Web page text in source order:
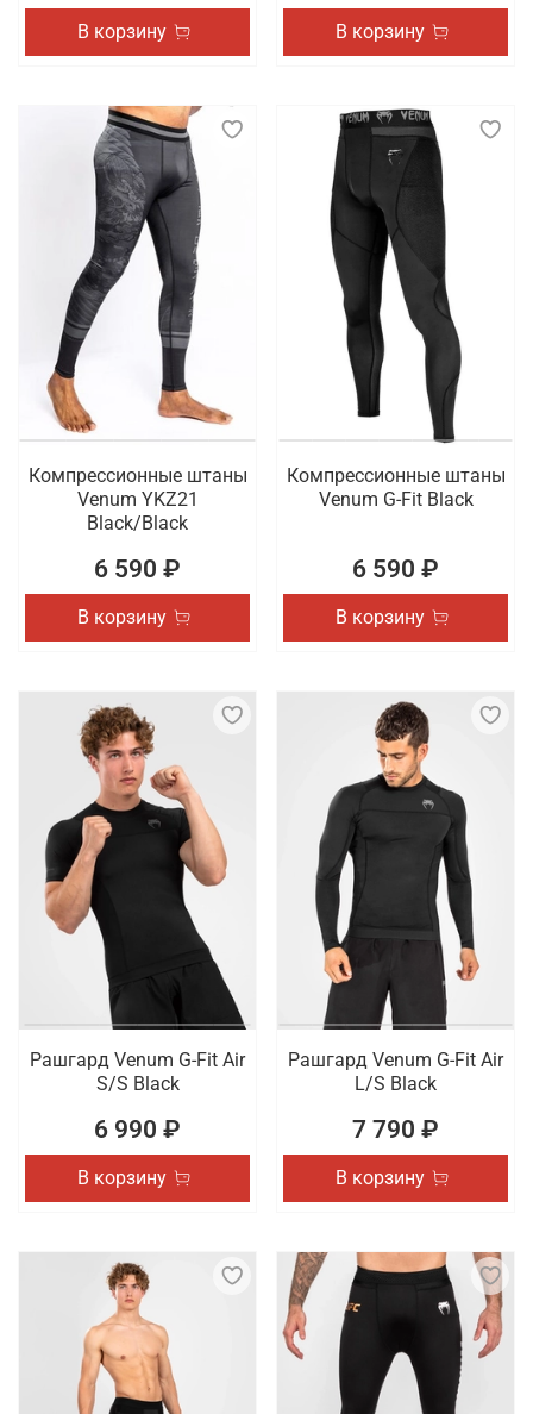
В корзину В корзину
Компрессионные штаны
Venum YKZ21
Black/Black
6 590 ₽
В корзину
Компрессионные штаны
Venum G-Fit Black
6 590 ₽
В корзину
Рашгард Venum G-Fit Air
S/S Black
6 990 ₽
В корзину
Рашгард Venum G-Fit Air
L/S Black
7 790 ₽
В корзину